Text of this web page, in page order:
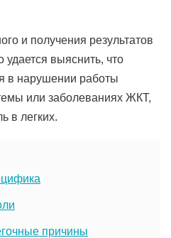
и получения результатов
удается выяснить, что
в нарушении работы
или заболеваниях ЖКТ,
в легких.
причины